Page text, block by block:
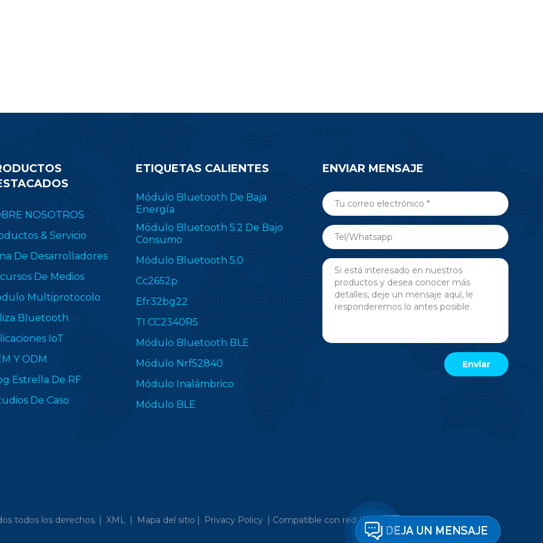
NOSOTROS
& Servicio
De Desarrolladores
De Medios
Multiprotocolo
Bluetooth
IoT
Y ODM
Estrella De RF
De Caso
ETIQUETAS CALIENTES
Módulo Bluetooth De Baja
Energía
Módulo Bluetooth 5.2 De Bajo
Consumo
Módulo Bluetooth 5.0
Cc2652p
Efr32bg22
TI CC2340R5
Módulo Bluetooth BLE
Módulo Nrf52840
Módulo Inalámbrico
Módulo BLE
ENVIAR MENSAJE
todos los derechos. | XML | Mapa del sitio | Privacy Policy | Compatible con red IPv6
DEJA UN MENSAJE